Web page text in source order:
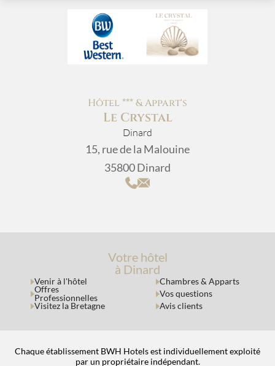
Hôtel *** & Appart's
Le Crystal
Dinard
15, rue de la Malouine
35800 Dinard
Votre hôtel
à Dinard
Venir à l'hôtel Chambres & Apparts
Offres
Professionnelles
Vos questions
Visitez la Bretagne
Avis clients
Chaque établissement BWH Hotels est individuellement exploité
par un propriétaire indépendant.